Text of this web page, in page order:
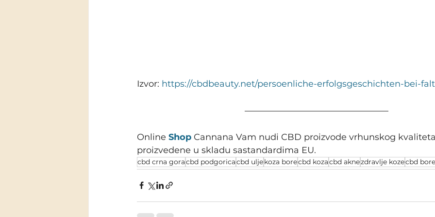
Izvor: https://cbdbeauty.net/persoenliche-erfolgsgeschichten-bei-
Online Shop Cannana Vam nudi CBD proizvode vrhunskog
proizvedene u skladu sastandardima EU.
cbd crna goracbd podgoricacbd uljekoza borecbd kozacbd aknezdravlje kozecbd bore